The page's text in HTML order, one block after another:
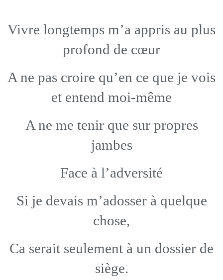
Vivre longtemps m’a appris au plus
profond de cœur
A ne pas croire qu’en ce que je vois
et entend moi-même
A ne me tenir que sur propres
jambes
Face à l’adversité
Si je devais m’adosser à quelque
chose,
Ca serait seulement à un dossier de
siège.